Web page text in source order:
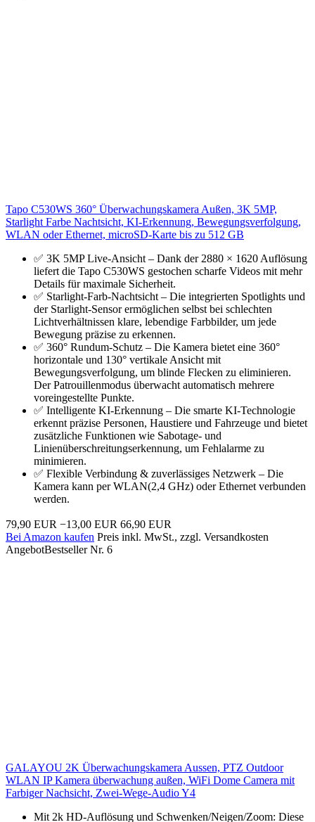
Tapo C530WS 360° Überwachungskamera Außen, 3K 5MP,
Starlight Farbe Nachtsicht, KI-Erkennung, Bewegungsverfolgung,
WLAN oder Ethernet, microSD-Karte bis zu 512 GB
✅ 3K 5MP Live-Ansicht – Dank der 2880 × 1620 Auflösung
liefert die Tapo C530WS gestochen scharfe Videos mit mehr
Details für maximale Sicherheit.
✅ Starlight-Farb-Nachtsicht – Die integrierten Spotlights und
der Starlight-Sensor ermöglichen selbst bei schlechten
Lichtverhältnissen klare, lebendige Farbbilder, um jede
Bewegung präzise zu erkennen.
✅ 360° Rundum-Schutz – Die Kamera bietet eine 360°
horizontale und 130° vertikale Ansicht mit
Bewegungsverfolgung, um blinde Flecken zu eliminieren.
Der Patrouillenmodus überwacht automatisch mehrere
voreingestellte Punkte.
✅ Intelligente KI-Erkennung – Die smarte KI-Technologie
erkennt präzise Personen, Haustiere und Fahrzeuge und bietet
zusätzliche Funktionen wie Sabotage- und
Linienüberschreitungserkennung, um Fehlalarme zu
minimieren.
✅ Flexible Verbindung & zuverlässiges Netzwerk – Die
Kamera kann per WLAN(2,4 GHz) oder Ethernet verbunden
werden.
79,90 EUR −13,00 EUR 66,90 EUR
Bei Amazon kaufen Preis inkl. MwSt., zzgl. Versandkosten
AngebotBestseller Nr. 6
GALAYOU 2K Überwachungskamera Aussen, PTZ Outdoor
WLAN IP Kamera überwachung außen, WiFi Dome Camera mit
Farbiger Nachsicht, Zwei-Wege-Audio Y4
Mit 2k HD-Auflösung und Schwenken/Neigen/Zoom: Diese